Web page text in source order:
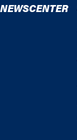
NEWSCENTER